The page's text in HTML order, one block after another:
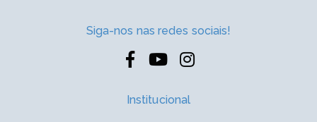
Siga-nos nas redes sociais!
Institucional